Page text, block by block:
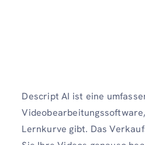
Descript AI ist eine
Lernkurve gibt. Das